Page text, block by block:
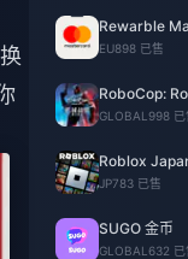
Rewarble
EU898 已售
RoboCop:
GLOBAL 998 已
Roblox
JP783 已售
SUGO 金币
GLOBAL 632 已